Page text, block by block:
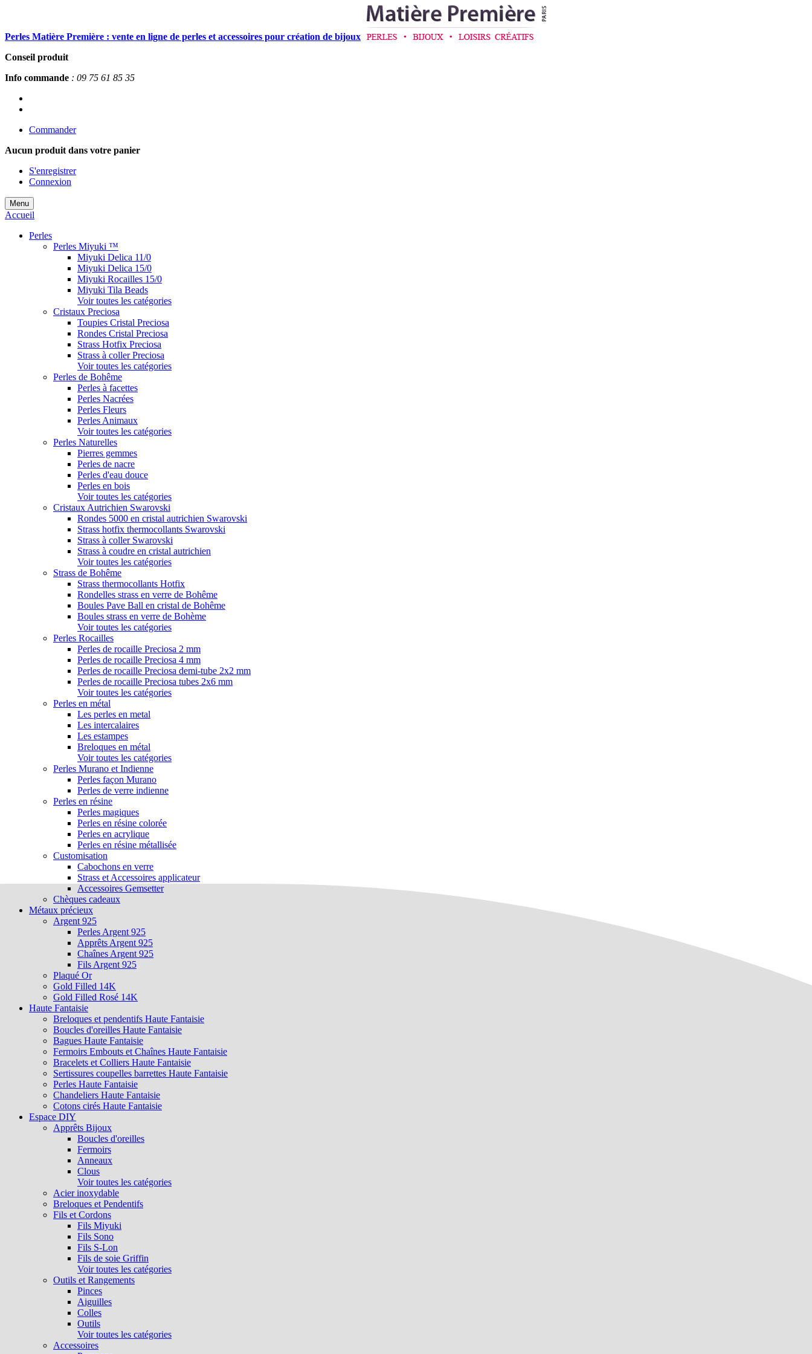
Perles Matière Première : vente en ligne de perles et accessoires pour création de bijoux
Conseil produit
Info commande : 09 75 61 85 35
Commander
Aucun produit dans votre panier
S'enregistrer
Connexion
Menu
Accueil
Perles
Perles Miyuki ™
Miyuki Delica 11/0
Miyuki Delica 15/0
Miyuki Rocailles 15/0
Miyuki Tila Beads
Voir toutes les catégories
Cristaux Preciosa
Toupies Cristal Preciosa
Rondes Cristal Preciosa
Strass Hotfix Preciosa
Strass à coller Preciosa
Voir toutes les catégories
Perles de Bohême
Perles à facettes
Perles Nacrées
Perles Fleurs
Perles Animaux
Voir toutes les catégories
Perles Naturelles
Pierres gemmes
Perles de nacre
Perles d'eau douce
Perles en bois
Voir toutes les catégories
Cristaux Autrichien Swarovski
Rondes 5000 en cristal autrichien Swarovski
Strass hotfix thermocollants Swarovski
Strass à coller Swarovski
Strass à coudre en cristal autrichien
Voir toutes les catégories
Strass de Bohême
Strass thermocollants Hotfix
Rondelles strass en verre de Bohême
Boules Pave Ball en cristal de Bohême
Boules strass en verre de Bohème
Voir toutes les catégories
Perles Rocailles
Perles de rocaille Preciosa 2 mm
Perles de rocaille Preciosa 4 mm
Perles de rocaille Preciosa demi-tube 2x2 mm
Perles de rocaille Preciosa tubes 2x6 mm
Voir toutes les catégories
Perles en métal
Les perles en metal
Les intercalaires
Les estampes
Breloques en métal
Voir toutes les catégories
Perles Murano et Indienne
Perles façon Murano
Perles de verre indienne
Perles en résine
Perles magiques
Perles en résine colorée
Perles en acrylique
Perles en résine métallisée
Customisation
Cabochons en verre
Strass et Accessoires applicateur
Accessoires Gemsetter
Chèques cadeaux
Métaux précieux
Argent 925
Perles Argent 925
Apprêts Argent 925
Chaînes Argent 925
Fils Argent 925
Plaqué Or
Gold Filled 14K
Gold Filled Rosé 14K
Haute Fantaisie
Breloques et pendentifs Haute Fantaisie
Boucles d'oreilles Haute Fantaisie
Bagues Haute Fantaisie
Fermoirs Embouts et Chaînes Haute Fantaisie
Bracelets et Colliers Haute Fantaisie
Sertissures coupelles barrettes Haute Fantaisie
Perles Haute Fantaisie
Chandeliers Haute Fantaisie
Cotons cirés Haute Fantaisie
Espace DIY
Apprêts Bijoux
Boucles d'oreilles
Fermoirs
Anneaux
Clous
Voir toutes les catégories
Acier inoxydable
Breloques et Pendentifs
Fils et Cordons
Fils Miyuki
Fils Sono
Fils S-Lon
Fils de soie Griffin
Voir toutes les catégories
Outils et Rangements
Pinces
Aiguilles
Colles
Outils
Voir toutes les catégories
Accessoires